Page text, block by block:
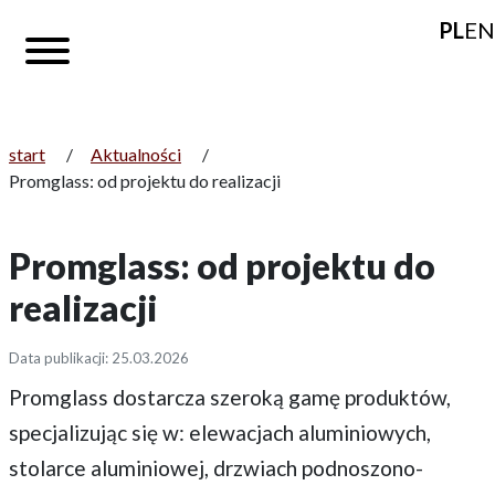
PLEN
start / Aktualności
/
Promglass: od projektu do realizacji
Promglass: od projektu do
realizacji
Data publikacji: 25.03.2026
Promglass dostarcza szeroką gamę produktów,
specjalizując się w: elewacjach aluminiowych,
stolarce aluminiowej, drzwiach podnoszono-